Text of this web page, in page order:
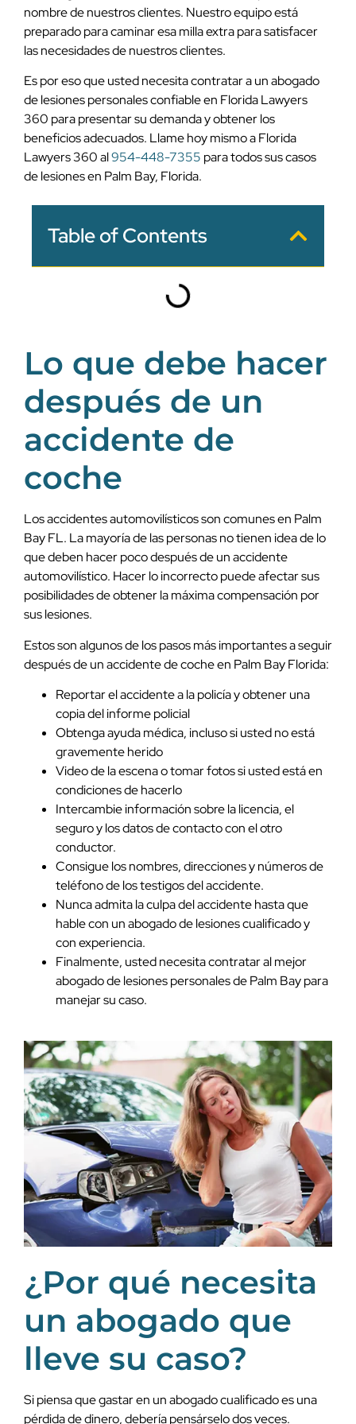
nombre de nuestros clientes. Nuestro equipo está
preparado para caminar esa milla extra para satisfacer
las necesidades de nuestros clientes.
Es por eso que usted necesita contratar a un abogado
de lesiones personales confiable en Florida Lawyers
360 para presentar su demanda y obtener los
beneficios adecuados. Llame hoy mismo a Florida
Lawyers 360 al954-448-7355 para todos sus casos
de lesiones en Palm Bay, Florida.
Table of Contents
Lo que debe hacer
después de un
accidente de
coche
Los accidentes automovilísticos son comunes en Palm
Bay FL. La mayoría de las personas no tienen idea de lo
que deben hacer poco después de un accidente
automovilístico. Hacer lo incorrecto puede afectar sus
posibilidades de obtener la máxima compensación por
sus lesiones.
Estos son algunos de los pasos más importantes a seguir
después de un accidente de coche en Palm Bay Florida:
Reportar el accidente a la policía y obtener una
copia del informe policial
Obtenga ayuda médica, incluso si usted no está
gravemente herido
Video de la escena o tomar fotos si usted está en
condiciones de hacerlo
Intercambie información sobre la licencia, el
seguro y los datos de contacto con el otro
conductor.
Consigue los nombres, direcciones y números de
teléfono de los testigos del accidente.
Nunca admita la culpa del accidente hasta que
hable con un abogado de lesiones cualificado y
con experiencia.
Finalmente, usted necesita contratar al mejor
abogado de lesiones personales de Palm Bay para
manejar su caso.
¿Por qué necesita
un abogado que
lleve su caso?
Si piensa que gastar en un abogado cualificado es una
pérdida de dinero, debería pensárselo dos veces.